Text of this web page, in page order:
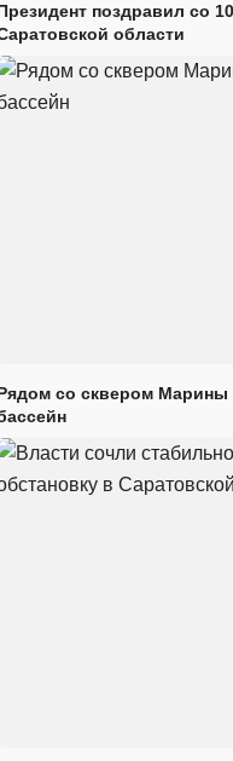
поздравил со
области
со сквером Марины